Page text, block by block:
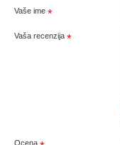
Vaše ime
Vaša recenzija
Ocena